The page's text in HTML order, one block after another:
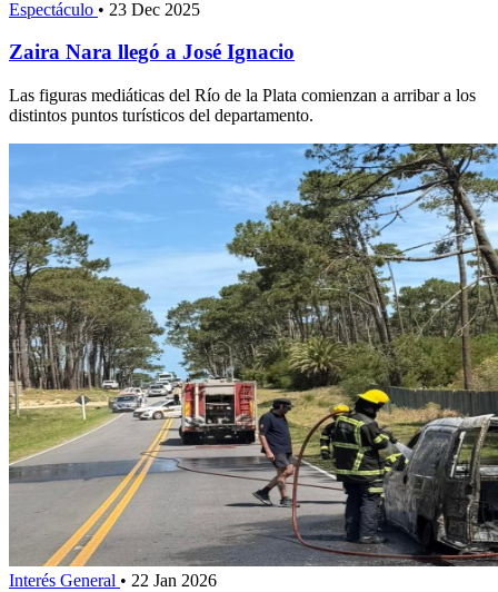
Espectáculo • 23 Dec 2025
Zaira Nara llegó a José Ignacio
Las figuras mediáticas del Río de la Plata comienzan a arribar a los
distintos puntos turísticos del departamento.
Interés General • 22 Jan 2026